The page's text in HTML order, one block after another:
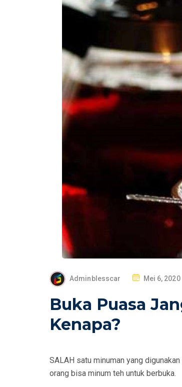
Adminblesscar
P
S
Mei 6, 2020
Buka Puasa
Kenapa?
SALAH satu minuman yang
orang bisa minum teh untuk berbuka.